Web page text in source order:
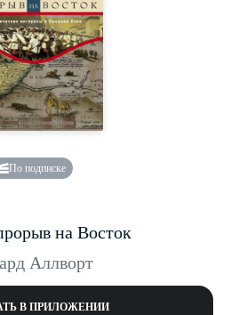
По подписке
на Восток
Аллворт
В ПРИЛОЖЕНИИ